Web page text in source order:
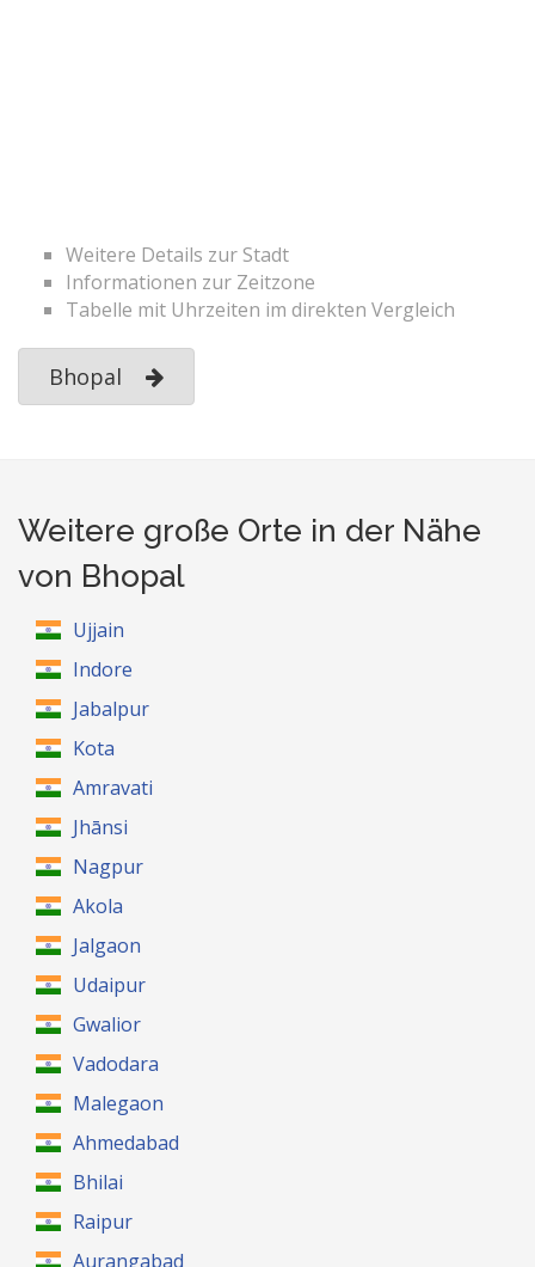
Weitere Details zur Stadt
Informationen zur Zeitzone
Tabelle mit Uhrzeiten im direkten Vergleich
Bhopal
Weitere große Orte in der Nähe
von Bhopal
Ujjain
Indore
Jabalpur
Kota
Amravati
Jhānsi
Nagpur
Akola
Jalgaon
Udaipur
Gwalior
Vadodara
Malegaon
Ahmedabad
Bhilai
Raipur
Aurangabad